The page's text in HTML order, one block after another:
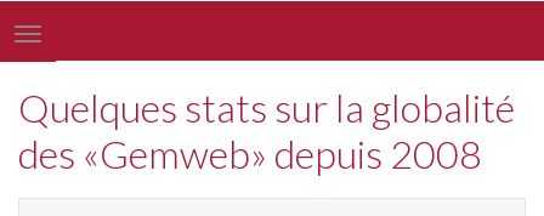
Toggle
navigation
Quelques stats sur la globalité
des «Gemweb» depuis 2008